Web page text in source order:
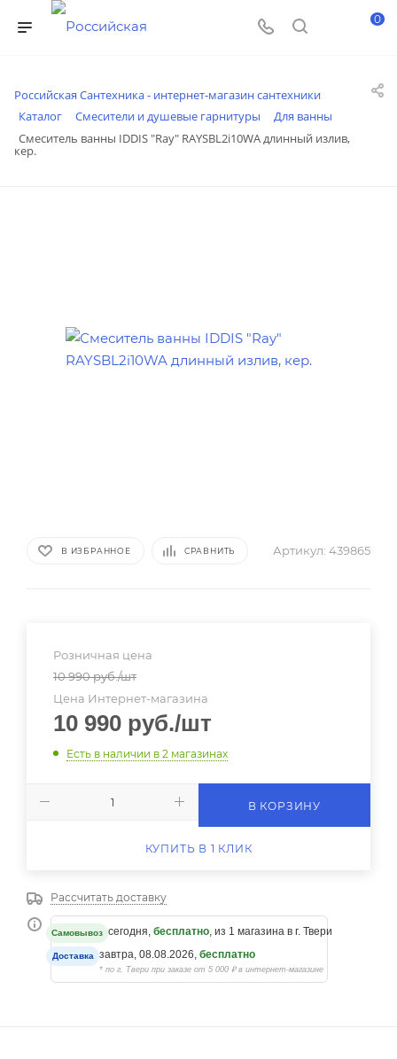
0
Российская Сантехника - интернет-магазин сантехники
Каталог
Смесители и душевые гарнитуры
Для ванны
Смеситель ванны IDDIS "Ray" RAYSBL2i10WA длинный излив,
кер.
В ИЗБРАННОЕ СРАВНИТЬ Артикул: 439865
Розничная цена
10 990руб./шт
Цена Интернет-магазина
10 990 руб./шт
Есть в наличии в 2 магазинах
В КОРЗИНУ
КУПИТЬ В 1 КЛИК
Рассчитать доставку
Самовывоз сегодня, бесплатно , из 1 магазина в г. Твери
Доставка завтра, 08.08.2026, бесплатно
* по г. Твери при заказе от 5 000 ₽ в интернет-магазине